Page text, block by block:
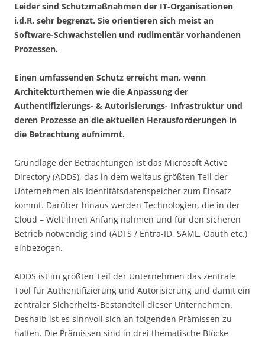
Leider sind Schutzmaßnahmen der IT-Organisationen
i.d.R. sehr begrenzt. Sie orientieren sich meist an
Software-Schwachstellen und rudimentär vorhandenen
Prozessen.
Einen umfassenden Schutz erreicht man, wenn
Architekturthemen wie die Anpassung der
Authentifizierungs- & Autorisierungs- Infrastruktur und
deren Prozesse an die aktuellen Herausforderungen in
die Betrachtung aufnimmt.
Grundlage der Betrachtungen ist das Microsoft Active
Directory (ADDS), das in dem weitaus größten Teil der
Unternehmen als Identitätsdatenspeicher zum Einsatz
kommt. Darüber hinaus werden Technologien, die in der
Cloud – Welt ihren Anfang nahmen und für den sicheren
Betrieb notwendig sind (ADFS / Entra-ID, SAML, Oauth etc.)
einbezogen.
ADDS ist im größten Teil der Unternehmen das zentrale
Tool für Authentifizierung und Autorisierung und damit ein
zentraler Sicherheits-Bestandteil dieser Unternehmen.
Deshalb ist es sinnvoll sich an folgenden Prämissen zu
halten. Die Prämissen sind in drei thematische Blöcke